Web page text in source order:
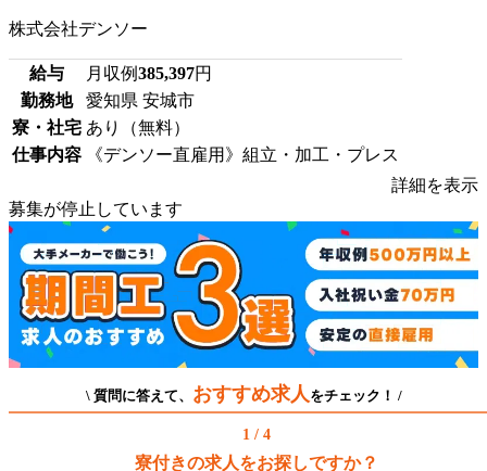
株式会社デンソー
給与 月収例385,397円
勤務地
愛知県 安城市
寮・社宅 あり（無料）
仕事内容
《デンソー直雇用》組立・加工・プレス
詳細を表示
募集が停止しています
\ 質問に答えて、 おすすめ求人 をチェック！ /
1 / 4
寮付きの求人をお探しですか？